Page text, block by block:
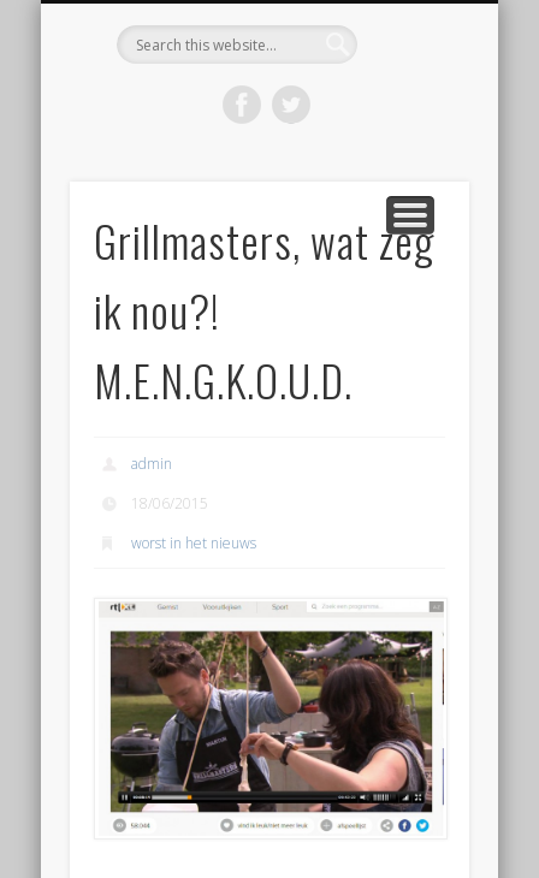
Worstlog
Grillmasters, wat zeg
ik nou?!
M.E.N.G.K.O.U.D.
admin
18/06/2015
worst in het nieuws